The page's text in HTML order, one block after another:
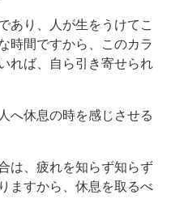
あり、人が生をうけてこ
時間ですから、このカラ
れば、自ら引き寄せられ
へ休息の時を感じさせる
は、疲れを知らず知らず
ますから、休息を取るべ